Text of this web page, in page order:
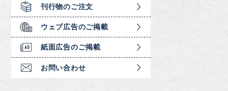
刊行物のご注文
ウェブ広告のご掲載
紙面広告のご掲載
お問い合わせ